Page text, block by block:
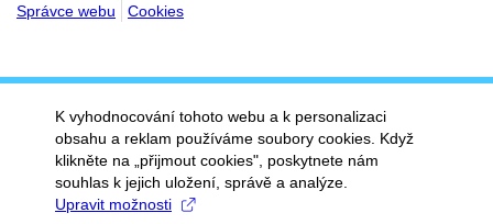
Správce webu
Cookies
K vyhodnocování tohoto webu a k personalizaci
obsahu a reklam používáme soubory cookies. Když
klikněte na „přijmout cookies", poskytnete nám
souhlas k jejich uložení, správě a analýze.
Upravit možnosti